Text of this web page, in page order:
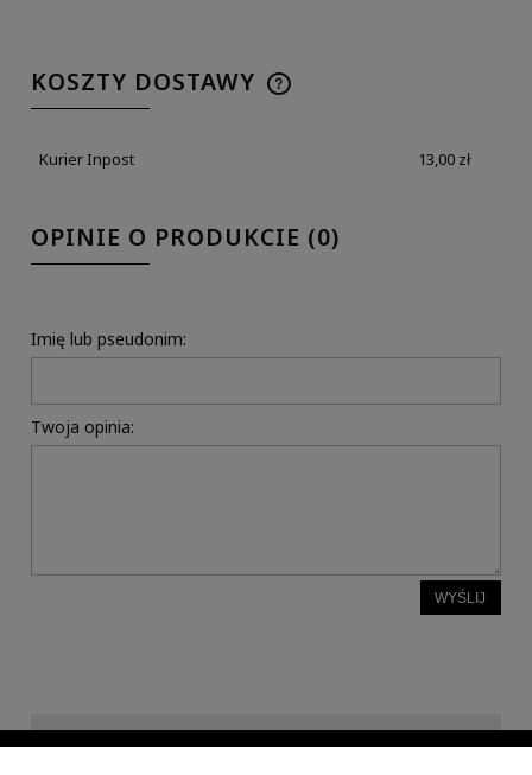
KOSZTY DOSTAWY
Kurier Inpost 13,00 zł
OPINIE O PRODUKCIE (0)
Imię lub pseudonim:
Twoja opinia:
WYŚLIJ